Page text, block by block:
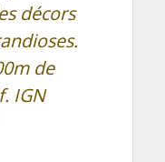
décors
de
IGN